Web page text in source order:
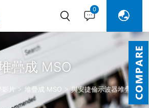
0
疊成 MSO
影片 堆疊成 MSO 與安捷倫示波器堆疊